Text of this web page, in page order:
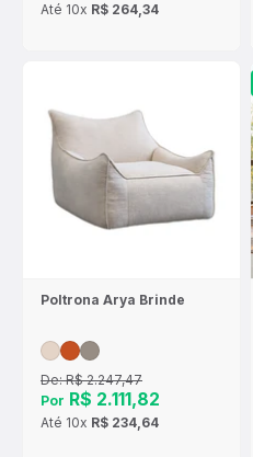
Até 10x R$ 264,34
Poltrona Arya Brinde
De:R$ 2.247,47
Por R$ 2.111,82
Até 10x R$ 234,64